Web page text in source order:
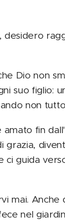
desidero
Dio non
suo figlio:
non
fin
guida
mai.
nel